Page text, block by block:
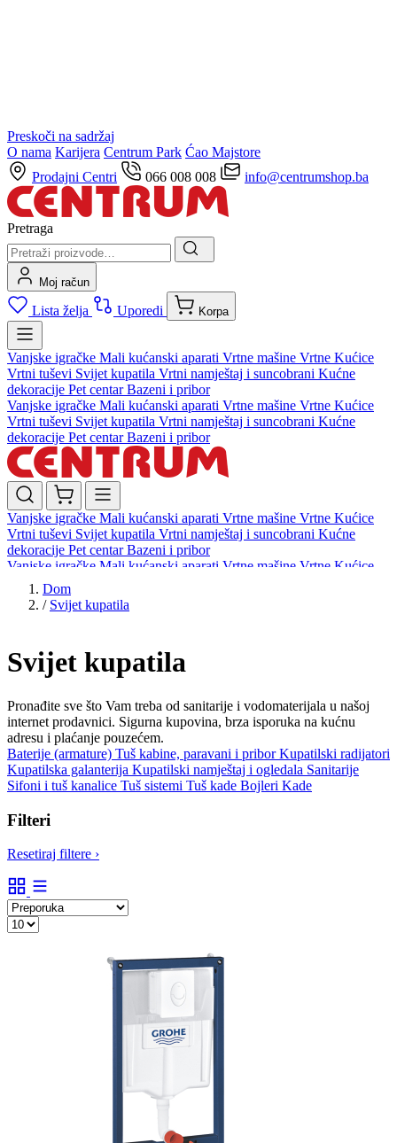
Preskoči na sadržaj
O nama Karijera Centrum Park Ćao Majstore
Prodajni Centri
066 008 008 info@centrumshop.ba
Pretraga
Moj račun
Lista želja Uporedi Korpa
Vanjske igračke Mali kućanski aparati Vrtne mašine Vrtne Kućice
Vrtni tuševi Svijet kupatila Vrtni namještaj i suncobrani Kućne
dekoracije Pet centarBazeni i pribor
Vanjske igračke Mali kućanski aparati Vrtne mašine Vrtne Kućice
Vrtni tuševi Svijet kupatila Vrtni namještaj i suncobrani Kućne
dekoracije Pet centarBazeni i pribor
Vanjske igračke Mali kućanski aparati Vrtne mašine Vrtne Kućice
Vrtni tuševi Svijet kupatila Vrtni namještaj i suncobrani Kućne
dekoracije Pet centarBazeni i pribor
Vanjske igračke Mali kućanski aparati Vrtne mašine Vrtne Kućice
Vrtni tuševi
dekoracijePet centar
Dom
/ Svijet kupatila
Svijet kupatila
Pronađite sve što Vam treba od sanitarije i vodomaterijala u našoj
internet prodavnici. Sigurna kupovina, brza isporuka na kućnu
adresu i plaćanje pouzećem.
Baterije (armature) Tuš kabine, paravani i priborKupatilski radijatori
Kupatilska galanterija Kupatilski namještaj i ogledala Sanitarije
Sifoni i tuš kanalice Tuš sistemi Tuš kade Bojleri Kade
Filteri
Resetiraj filtere ›